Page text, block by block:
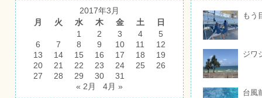
2017年3月
月
火 水 木 金 土
日
1
2 3 4
5
6
7 8 9 10 11
12
13
14 15 16 17 18
19
20
21 22 23 24 25
26
27
28 29 30
31
« 2月
4月 »
もう
ジワ
台風